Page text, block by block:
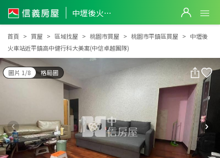
中壢後火車站近平鎮高中健行科大美寓(中信卓越團隊)
中壢後火車站近平鎮高中健行科大美寓(中信卓越團隊)
首頁 買屋 區域找屋 桃園市買屋 桃園市平鎮區買屋
中壢後
火車站近平鎮高中健行科大美寓(中信卓越團隊)
圖片 1/8 格局圖